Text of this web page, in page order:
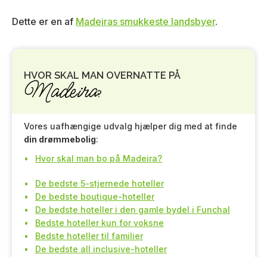
Dette er en af Madeiras smukkeste landsbyer.
HVOR SKAL MAN OVERNATTE PÅ
Madeira?
Vores uafhængige udvalg hjælper dig med at finde
din drømmebolig:
Hvor skal man bo på Madeira?
De bedste 5-stjernede hoteller
De bedste boutique-hoteller
De bedste hoteller i den gamle bydel i Funchal
Bedste hoteller kun for voksne
Bedste hoteller til familier
De bedste all inclusive-hoteller